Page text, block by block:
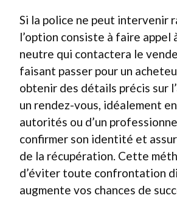
Si la police ne peut intervenir
l’option consiste à faire appel
neutre qui contactera le
faisant passer pour un
obtenir des détails précis sur
un rendez-vous, idéalement
autorités ou d’un
confirmer son identité et
de la récupération. Cette
d’éviter toute confrontation
augmente vos chances de